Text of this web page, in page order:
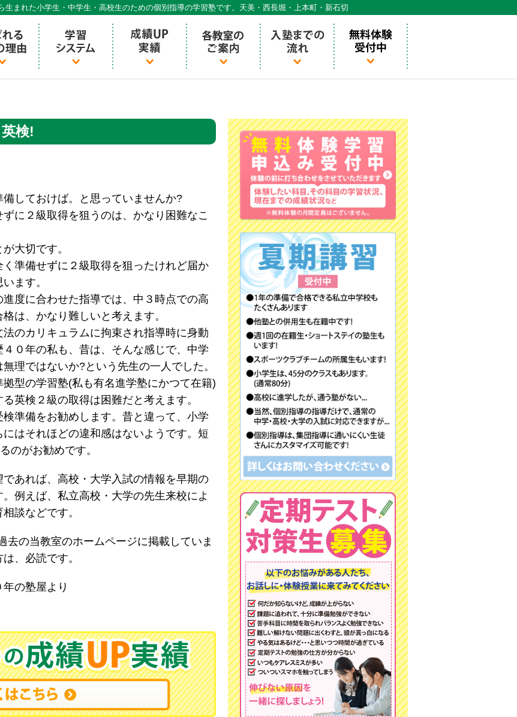
生まれた小学生・中学生・高校生のための個別指導の学習塾です。天美・西長堀・上本町・新石切
導ECCベストワン
英検!
しておけば。と思っていませんか?
に２級取得を狙うのは、かなり困難なこ
大切です。
準備せずに２級取得を狙ったけれど届か
ます。
度に合わせた指導では、中３時点での高
は、かなり難しいと考えます。
のカリキュラムに拘束され指導時に身動
０年の私も、昔は、そんな感じで、中学
理ではないか?という先生の一人でした。
型の学習塾(私も有名進学塾にかつて在籍)
英検２級の取得は困難だと考えます。
準備をお勧めします。昔と違って、小学
はそれほどの違和感はないようです。短
のがお勧めです。
あれば、高校・大学入試の情報を早期の
例えば、私立高校・大学の先生来校によ
談などです。
去の当教室のホームページに掲載していま
、必読です。
の塾屋より